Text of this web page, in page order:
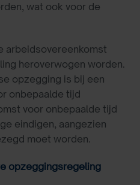
wat ook voor de
arbeidsovereenkomst
heroverwogen worden.
opzegging is bij een
onbepaalde tijd
voor onbepaalde tijd
eindigen, aangezien
moet worden.
opzeggingsregeling